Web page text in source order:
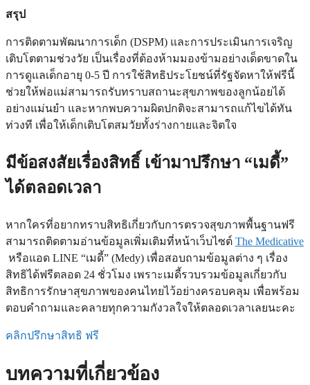
สรุป
การติดตามพัฒนาการเด็ก (DSPM) และการประเมินการเจริญ
เติบโตตามช่วงวัย เป็นเรื่องที่ต้องห้ามมองข้ามอย่างเด็ดขาดใน
การดูแลเด็กอายุ 0-5 ปี การใช้สิทธิประโยชน์ที่รัฐจัดหาให้ฟรีนี้
ช่วยให้พ่อแม่สามารถรับทราบสถานะสุขภาพของลูกน้อยได้
อย่างแม่นยำ และหากพบความผิดปกติจะสามารถแก้ไขได้ทัน
ท่วงที เพื่อให้เด็กเติบโตสมวัยทั้งร่างกายและจิตใจ
มีข้อสงสัยเรื่องสิทธิ์ เข้ามาปรึกษา “เมดี้”
ได้ตลอดเวลา
หากใครที่อยากทราบสิทธิเกี่ยวกับการตรวจสุขภาพพื้นฐานฟรี
สามารถติดตามอ่านข้อมูลเพิ่มเติมที่หน้าเว็บไซต์ The Medicative
หรือแอด LINE “เมดี้” (Medy) เพื่อสอบถามข้อมูลต่าง ๆ เรื่อง
สิทธิได้ฟรีตลอด 24 ชั่วโมง เพราะเมดี้รวบรวมข้อมูลเกี่ยวกับ
สิทธิการรักษาสุขภาพของคนไทยไว้อย่างครอบคลุม เพื่อพร้อม
ตอบคำถามและคลายทุกความกังวลใจให้ตลอดเวลาเลยนะคะ
คลิกปรึกษาสิทธิ ฟรี
บทความที่เกี่ยวข้อง